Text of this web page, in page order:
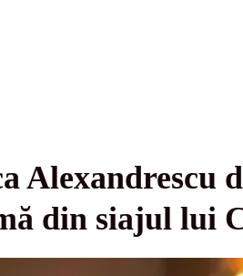
din siajul lui